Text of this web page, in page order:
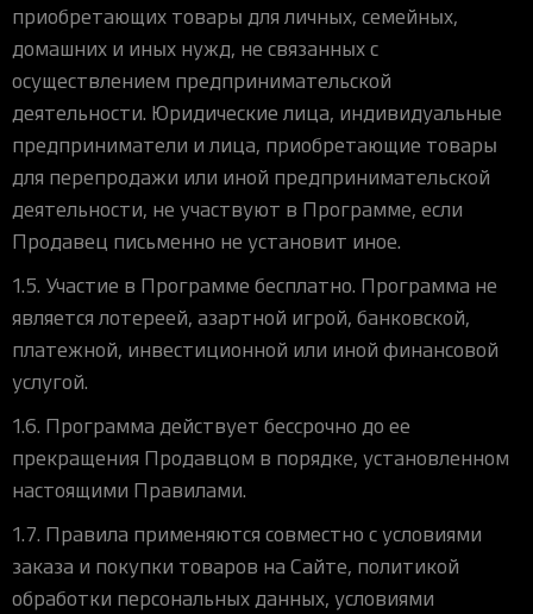
приобретающих товары для личных, семейных,
домашних и иных нужд, не связанных с
осуществлением предпринимательской
деятельности. Юридические лица, индивидуальные
предприниматели и лица, приобретающие товары
для перепродажи или иной предпринимательской
деятельности, не участвуют в Программе, если
Продавец письменно не установит иное.
1.5. Участие в Программе бесплатно. Программа не
является лотереей, азартной игрой, банковской,
платежной, инвестиционной или иной финансовой
услугой.
1.6. Программа действует бессрочно до ее
прекращения Продавцом в порядке, установленном
настоящими Правилами.
1.7. Правила применяются совместно с условиями
заказа и покупки товаров на Сайте, политикой
обработки персональных данных, условиями